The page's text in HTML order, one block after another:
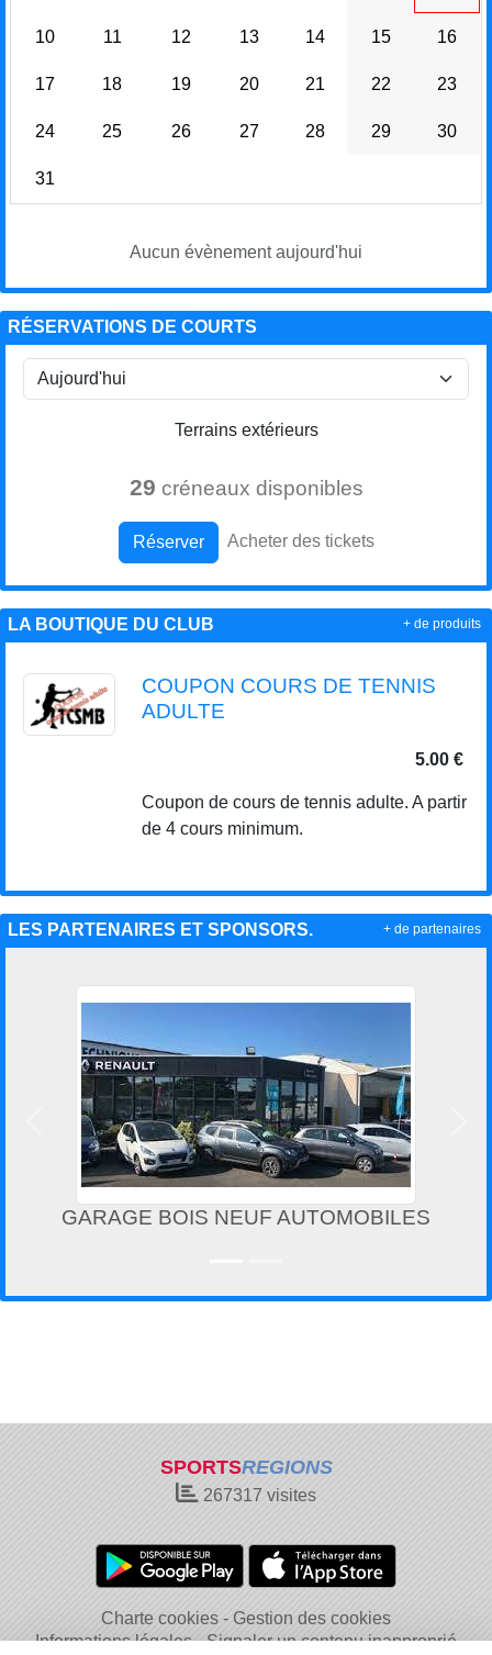
10 11 12 13 14 15 16
17 18 19 20 21 22 23
24 25 26 27 28 29 30
31
Aucun évènement aujourd'hui
RÉSERVATIONS DE COURTS
Terrains extérieurs
29 créneaux disponibles
Réserver Acheter des tickets
LA BOUTIQUE DU CLUB
COUPON COURS DE TENNIS
ADULTE
5.00 €
Coupon de cours de tennis adulte. A partir
de 4 cours minimum.
+ de produits
LES PARTENAIRES ET SPONSORS.
GARAGE BOIS NEUF AUTOMOBILES
Précedent
+ de partenaires
SPORTSREGIONS
267317 visites
Charte cookies
Gestion des cookies
Informations légales
Signaler un contenu inapproprié